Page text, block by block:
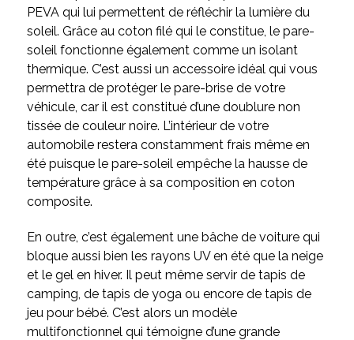
PEVA qui lui permettent de réfléchir la lumière du
soleil. Grâce au coton filé qui le constitue, le pare-
soleil fonctionne également comme un isolant
thermique. C’est aussi un accessoire idéal qui vous
permettra de protéger le pare-brise de votre
véhicule, car il est constitué d’une doublure non
tissée de couleur noire. L’intérieur de votre
automobile restera constamment frais même en
été puisque le pare-soleil empêche la hausse de
température grâce à sa composition en coton
composite.
En outre, c’est également une bâche de voiture qui
bloque aussi bien les rayons UV en été que la neige
et le gel en hiver. Il peut même servir de tapis de
camping, de tapis de yoga ou encore de tapis de
jeu pour bébé. C’est alors un modèle
multifonctionnel qui témoigne d’une grande